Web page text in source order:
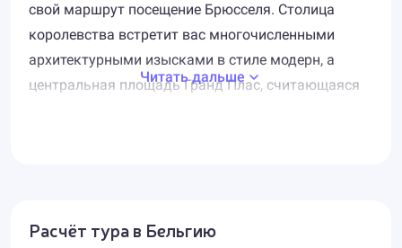
свой маршрут посещение Брюсселя. Столица
королевства встретит вас многочисленными
архитектурными изысками в стиле модерн, а
центральная площадь Гранд Плас, считающаяся
фонтана) наряжают в соответствующие костюмы.
Читать дальше
Расчёт тура в Бельгию